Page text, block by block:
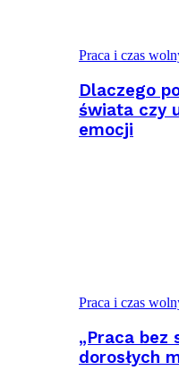
Praca i czas
Dlaczego
świata czy
emocji
Praca i czas
„Praca bez
dorosłych